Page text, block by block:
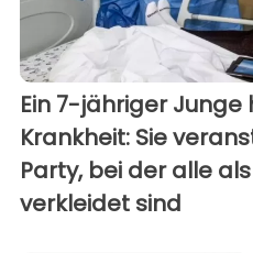
Ein 7-jähriger
Krankheit: Sie
Party, bei der alle
verkleidet sind